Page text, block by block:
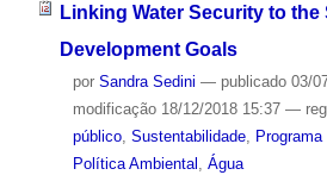
Linking Water Security to the
Development Goals
por Sandra Sedini — publicado03/
modificação18/12/2018 15:37 —
público, Sustentabilidade,
Política Ambiental
Água